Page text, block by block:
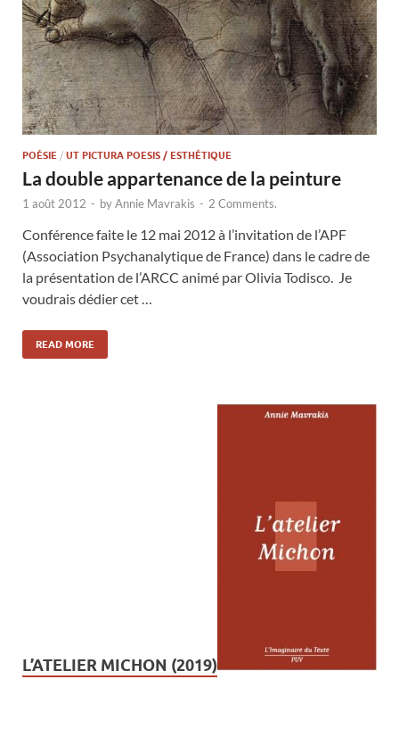
POÉSIE / UT PICTURA POESIS / ESTHÉTIQUE
La double appartenance de la peinture
1 août 2012 - byAnnie Mavrakis - 2 Comments.
Conférence faite le 12 mai 2012 à l’invitation de l’APF
(Association Psychanalytique de France) dans le cadre de
la présentation de l’ARCC animé par Olivia Todisco. Je
voudrais dédier cet …
READ MORE
L’ATELIER MICHON (2019)